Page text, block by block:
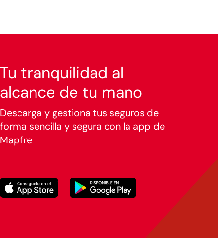
Tu tranquilidad al
alcance de tu mano
Descarga y gestiona tus seguros de
forma sencilla y segura con la app de
Mapfre